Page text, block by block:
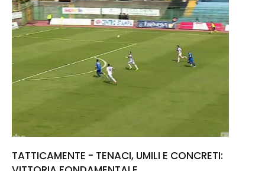
TATTICAMENTE - TENACI, UMILI E CONCRETI: